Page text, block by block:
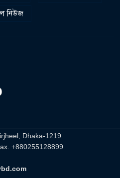
নিউজ
Dhaka-1219
+880255128899